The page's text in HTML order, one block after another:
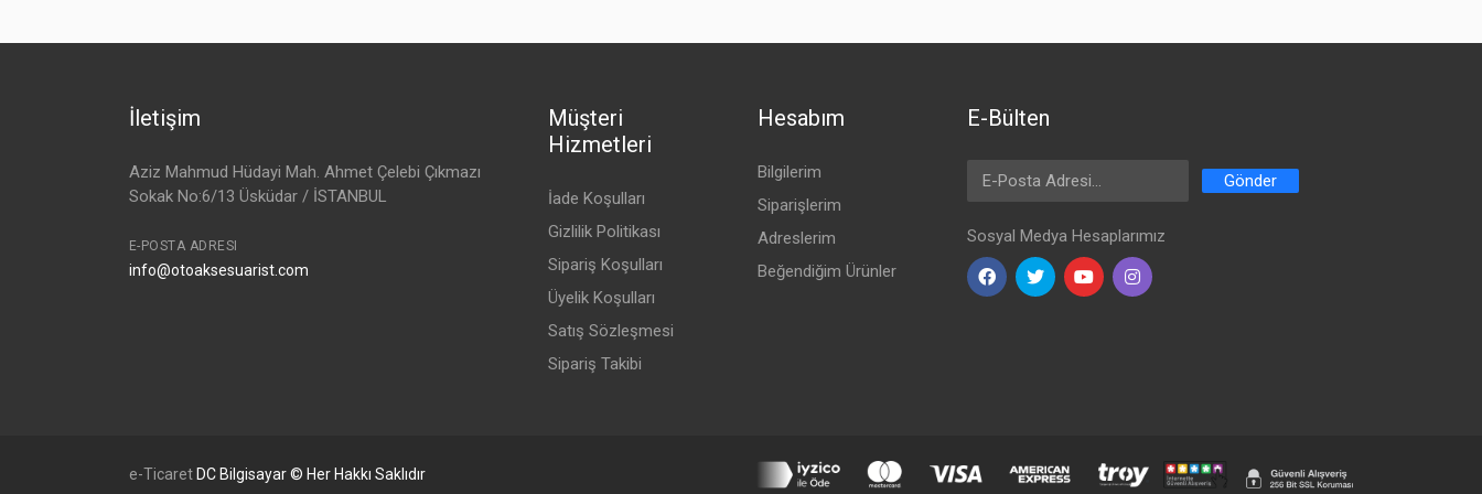
İletişim
Aziz Mahmud Hüdayi Mah. Ahmet Çelebi Çıkmazı
Sokak No:6/13 Üsküdar / İSTANBUL
E-POSTA ADRESI
info@otoaksesuarist.com
Müşteri
Hizmetleri
İade Koşulları
Gizlilik Politikası
Sipariş Koşulları
Üyelik Koşulları
Satış Sözleşmesi
Sipariş Takibi
Hesabım
Bilgilerim
Siparişlerim
Adreslerim
Beğendiğim Ürünler
E-Bülten
Email Address Gönder
Sosyal Medya Hesaplarımız
e-Ticaret DC Bilgisayar © Her Hakkı Saklıdır